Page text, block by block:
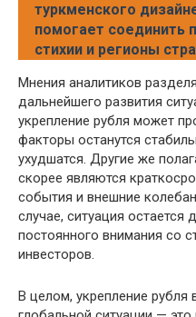
туркменского
помогает соединить
стихии и регионы
Мнения аналитиков
дальнейшего развития
укрепление рубля может
факторы останутся
ухудшатся. Другие же
скорее являются
события и внешние
случае, ситуация остается
постоянного внимания со
инвесторов.
В целом, укрепление рубля